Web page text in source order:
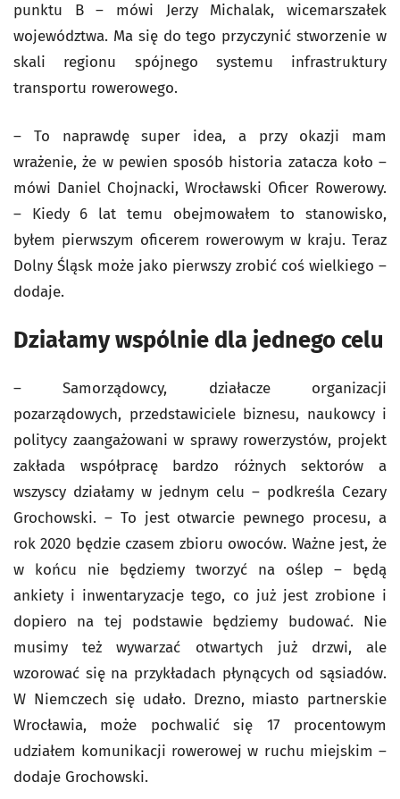
punktu B – mówi Jerzy Michalak, wicemarszałek
województwa. Ma się do tego przyczynić stworzenie w
skali regionu spójnego systemu infrastruktury
transportu rowerowego.
– To naprawdę super idea, a przy okazji mam
wrażenie, że w pewien sposób historia zatacza koło –
mówi Daniel Chojnacki, Wrocławski Oficer Rowerowy.
– Kiedy 6 lat temu obejmowałem to stanowisko,
byłem pierwszym oficerem rowerowym w kraju. Teraz
Dolny Śląsk może jako pierwszy zrobić coś wielkiego –
dodaje.
Działamy wspólnie dla jednego celu
– Samorządowcy, działacze organizacji
pozarządowych, przedstawiciele biznesu, naukowcy i
politycy zaangażowani w sprawy rowerzystów, projekt
zakłada współpracę bardzo różnych sektorów a
wszyscy działamy w jednym celu – podkreśla Cezary
Grochowski. – To jest otwarcie pewnego procesu, a
rok 2020 będzie czasem zbioru owoców. Ważne jest, że
w końcu nie będziemy tworzyć na oślep – będą
ankiety i inwentaryzacje tego, co już jest zrobione i
dopiero na tej podstawie będziemy budować. Nie
musimy też wywarzać otwartych już drzwi, ale
wzorować się na przykładach płynących od sąsiadów.
W Niemczech się udało. Drezno, miasto partnerskie
Wrocławia, może pochwalić się 17 procentowym
udziałem komunikacji rowerowej w ruchu miejskim –
dodaje Grochowski.